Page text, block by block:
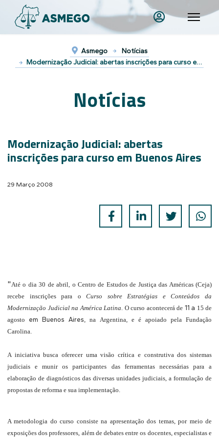
Notícias
Asmego
Notícias
Modernização Judicial: abertas inscrições para curso em Buenos Aires
Modernização Judicial: abertas
inscrições para curso em Buenos Aires
29 Março 2008
"Até o dia 30 de abril, o Centro de Estudos de Justiça das Américas (Ceja)
recebe inscrições para oCurso sobre Estratégias e Conteúdos da
Modernização Judicial na América Latina. O curso acontecerá de 11 a 15 de
agosto em Buenos Aires, na Argentina, e é apoiado pela Fundação
Carolina.
A iniciativa busca oferecer uma visão crítica e construtiva dos sistemas
judiciais e munir os participantes das ferramentas necessárias para a
elaboração de diagnósticos das diversas unidades judiciais, a formulação de
propostas de reforma e sua implementação.
A metodologia do curso consiste na apresentação dos temas, por meio de
exposições dos professores, além de debates entre os docentes, especialistas e